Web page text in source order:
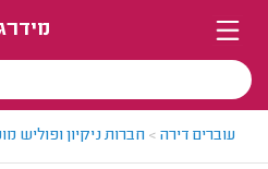
עוברים דירה > חברות ניקיון ופוליש